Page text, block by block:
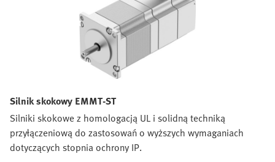
Silnik skokowy EMMT-ST
Silniki skokowe z homologacją UL i solidną techniką
przyłączeniową do zastosowań o wyższych wymaganiach
dotyczących stopnia ochrony IP.